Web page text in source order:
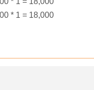
* 1 = 18,000